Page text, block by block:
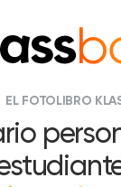
EL FOTOLIBRO